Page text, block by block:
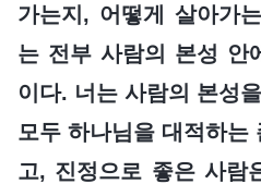
가는지, 어떻게 살아가
는 전부 사람의 본성 안
이다. 너는 사람의 본성
모두 하나님을 대적하는
고, 진정으로 좋은 사람